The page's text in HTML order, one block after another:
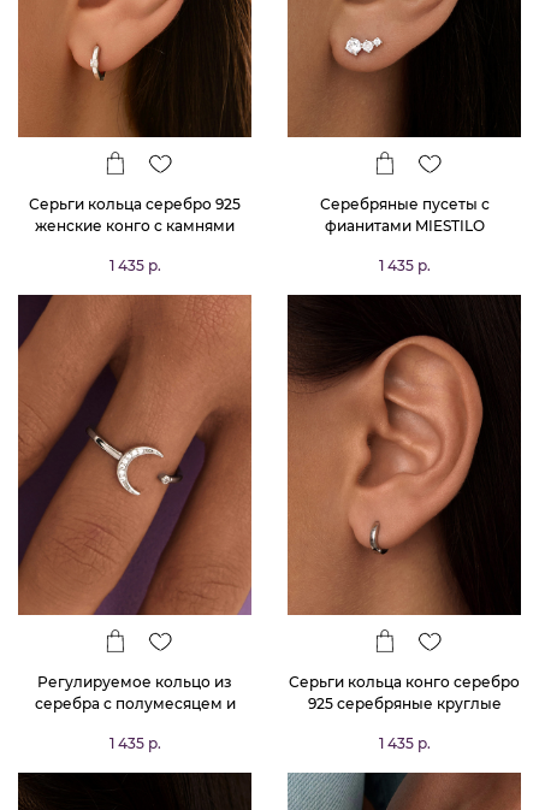
Серьги кольца серебро 925
женские конго с камнями
1 435 р.
Серебряные пусеты с
фианитами MIESTILO
1 435 р.
Регулируемое кольцо из
серебра с полумесяцем и
1 435 р.
Серьги кольца конго серебро
925 серебряные круглые
1 435 р.